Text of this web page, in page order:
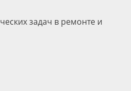
задач в ремонте и